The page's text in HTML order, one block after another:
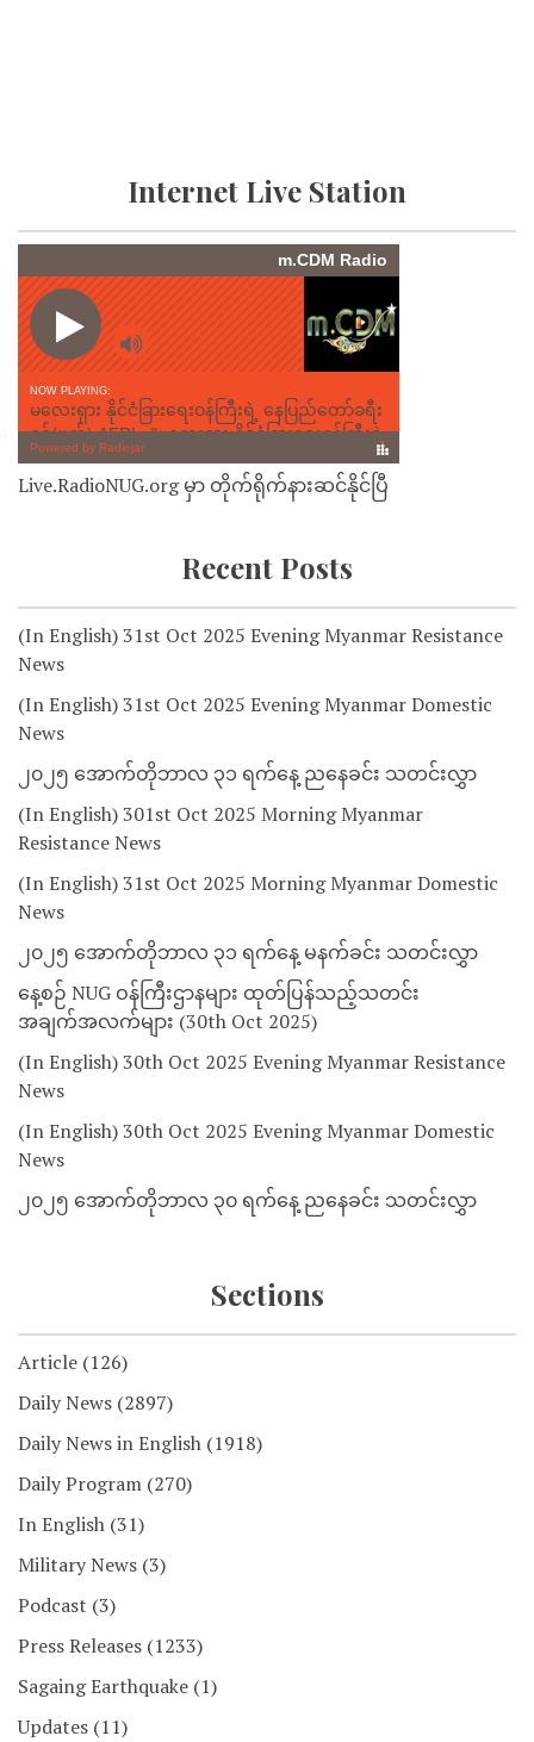
Internet Live Station
Live.RadioNUG.org မှာ တိုက်ရိုက်နားဆင်နိုင်ပြီ
Recent Posts
(In English) 31st Oct 2025 Evening Myanmar Resistance
News
(In English) 31st Oct 2025 Evening Myanmar Domestic
News
၂၀၂၅ အောက်တိုဘာလ ၃၁ ရက်နေ့ ညနေခင်း သတင်းလွှာ
(In English) 301st Oct 2025 Morning Myanmar
Resistance News
(In English) 31st Oct 2025 Morning Myanmar Domestic
News
၂၀၂၅ အောက်တိုဘာလ ၃၁ ရက်နေ့ မနက်ခင်း သတင်းလွှာ
နေ့စဉ် NUG ဝန်ကြီးဌာနများ ထုတ်ပြန်သည့်သတင်း
အချက်အလက်များ (30th Oct 2025)
(In English) 30th Oct 2025 Evening Myanmar Resistance
News
(In English) 30th Oct 2025 Evening Myanmar Domestic
News
၂၀၂၅ အောက်တိုဘာလ ၃၀ ရက်နေ့ ညနေခင်း သတင်းလွှာ
Sections
Article (126)
Daily News (2897)
Daily News in English (1918)
Daily Program (270)
In English (31)
Military News (3)
Podcast (3)
Press Releases (1233)
Sagaing Earthquake (1)
Updates (11)